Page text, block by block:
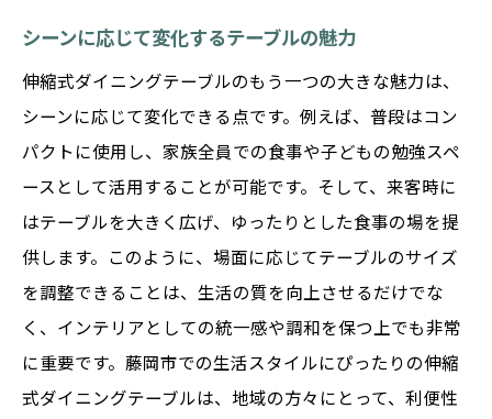
シーンに応じて変化するテーブルの魅力
伸縮式ダイニングテーブルのもう一つの大きな魅力は、
シーンに応じて変化できる点です。例えば、普段はコン
パクトに使用し、家族全員での食事や子どもの勉強スペ
ースとして活用することが可能です。そして、来客時に
はテーブルを大きく広げ、ゆったりとした食事の場を提
供します。このように、場面に応じてテーブルのサイズ
を調整できることは、生活の質を向上させるだけでな
く、インテリアとしての統一感や調和を保つ上でも非常
に重要です。藤岡市での生活スタイルにぴったりの伸縮
式ダイニングテーブルは、地域の方々にとって、利便性